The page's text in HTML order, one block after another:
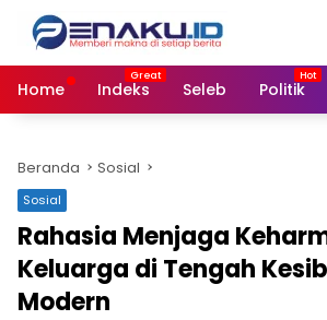
Langsung
konten
Home
Indeks Seleb Politik
Beranda Sosial
Sosial
Rahasia Menjaga
Keluarga di Tengah
Modern